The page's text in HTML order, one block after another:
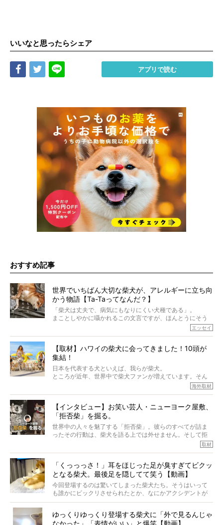
いいなと思ったらシェア
Share Tweet アプリで読む
おすすめ記事
世界でいちばん大切な柴犬が、アレルギーに立ち向
かう物語【Ta-Taってなんだ？】
「柴犬は丈夫で、病気にもなりにくい犬種である」。
まことしやかに囁かれるこの文言ですが、ほんとうにそう
でも、いざそれぞれの個体を見ていくと、丈夫で病気にも
なりにくい、とは言えないような気もするのです。
実際に「病気にならない」などということはないし、飼い
主はそのためにやるべきことがある。
今回は、柴犬に関わる方たちすべてに読んで欲しい、ある
語でした。
※画像はすべてイメージです
※この記事は個人の感想であり、効果・効能を示すものではありません
エッセイ
【取材】ハワイの柴犬に会ってきました！10頭が
集結！
日本を代表する犬といえば、我らが柴犬。
ところが近年、世界中で柴犬ファンが増えています。そん
な中「柴犬ライフ」が目をつけたのは、南の楽園ハワイ。
そんな噂を聞きつけ、今回はハワイの柴犬たちを取材して
きました！
海外取材
【インタビュー】お笑い芸人・ニューヨーク屋敷、
「拒否柴」を掘る。
世界中の人々を魅了する「拒否柴」。彼らのすべてが詰ま
ったその行動は、柴犬を語る上では外せません。そして拒
否柴がここまで話題になるのは、“映える”ことも理由のひと
がるのでしょうか。
最近版画製作を始めた、お笑いコンビ「ニューヨーク」の
屋敷裕政さんに、拒否柴を掘っていただきました！ イン
タビューと合わせてご覧ください。
取材
「くっっっさ！」耳をほじった足が臭すぎてビクッ
となる柴犬。最後足を隠してて笑う【動画】
今回登場するのは驚いてしまった柴犬たち。そうはいって
も誰かにビックリさせられたとか、なにかアクシデントが
起きたとか、そういうことが原因ではありません。全ての
ゆっくりゆっくり登場する柴犬に「外で見るんじゃ